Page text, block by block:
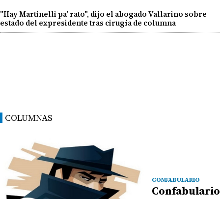
"Hay Martinelli pa' rato", dijo el abogado Vallarino sobre
estado del expresidente tras cirugía de columna
COLUMNAS
CONFABULARIO
Confabulario